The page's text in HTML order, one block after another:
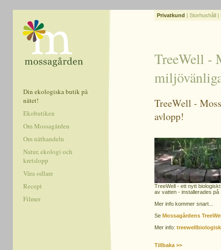
Din ekologiska butik på
nätet!
Ekobutiken
Om Mossagården
Om näthandeln
Natur, ekologi och
kretslopp
Våra odlare
Recept
Filmer
Privatkund | Storhushåll|
TreeWell -
TreeWell -
avlopp!
TreeWell - ett nytt
av vatten - installerades på
Mer info kommer snart...
Se Mossagårdens
Mer info:
Tillbaka >>